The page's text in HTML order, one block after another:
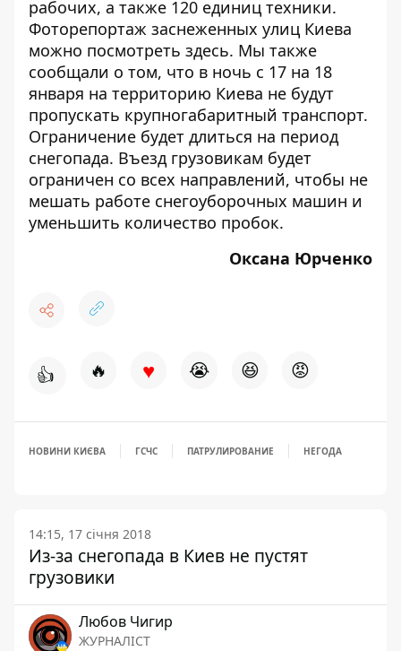
рабочих, а также 120 единиц техники.
Фоторепортаж заснеженных улиц Киева
можно посмотреть здесь. Мы также
сообщали о том, что в ночь с 17 на 18
января на территорию Киева не будут
пропускать крупногабаритный транспорт.
Ограничение будет длиться на период
снегопада. Въезд грузовикам будет
ограничен со всех направлений, чтобы не
мешать работе снегоуборочных машин и
уменьшить количество пробок.
Оксана Юрченко
👍 🔥 ♥ 😭 😆 😡
НОВИНИ КИЄВА ГСЧС ПАТРУЛИРОВАНИЕ НЕГОДА
14:15, 17 січня 2018
Из-за снегопада в Киев не пустят
грузовики
Любов Чигир
ЖУРНАЛІСТ